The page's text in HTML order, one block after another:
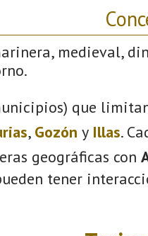
medieval,
que
, Gozón y Illas.
geográficas con
tener